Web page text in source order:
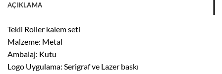
AÇIKLAMA
Tekli Roller kalem seti
Malzeme: Metal
Ambalaj: Kutu
Logo Uygulama: Serigraf ve Lazer baskı